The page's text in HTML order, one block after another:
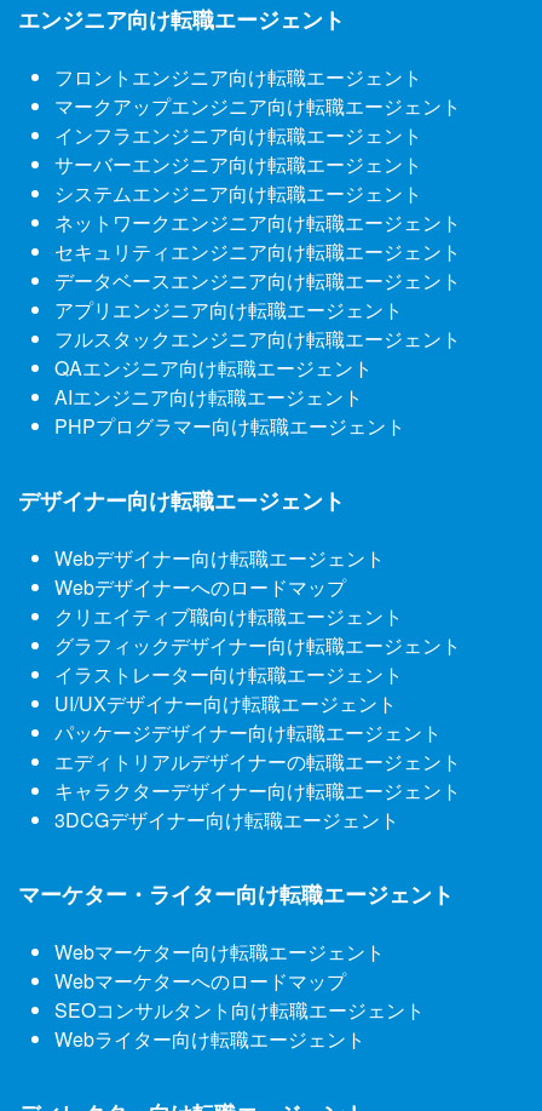
エンジニア向け転職エージェント
フロントエンジニア向け転職エージェント
マークアップエンジニア向け転職エージェント
インフラエンジニア向け転職エージェント
サーバーエンジニア向け転職エージェント
システムエンジニア向け転職エージェント
ネットワークエンジニア向け転職エージェント
セキュリティエンジニア向け転職エージェント
データベースエンジニア向け転職エージェント
アプリエンジニア向け転職エージェント
フルスタックエンジニア向け転職エージェント
QAエンジニア向け転職エージェント
AIエンジニア向け転職エージェント
PHPプログラマー向け転職エージェント
デザイナー向け転職エージェント
Webデザイナー向け転職エージェント
Webデザイナーへのロードマップ
クリエイティブ職向け転職エージェント
グラフィックデザイナー向け転職エージェント
イラストレーター向け転職エージェント
UI/UXデザイナー向け転職エージェント
パッケージデザイナー向け転職エージェント
エディトリアルデザイナーの転職エージェント
キャラクターデザイナー向け転職エージェント
3DCGデザイナー向け転職エージェント
マーケター・ライター向け転職エージェント
Webマーケター向け転職エージェント
Webマーケターへのロードマップ
SEOコンサルタント向け転職エージェント
Webライター向け転職エージェント